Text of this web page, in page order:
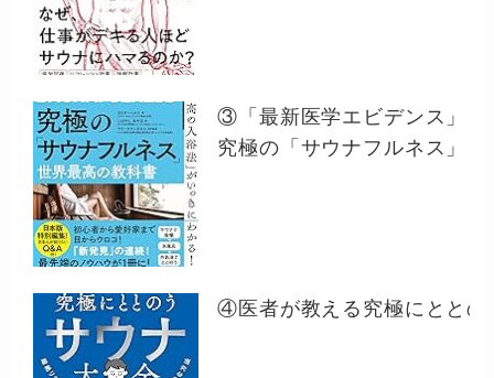
③「最新医学エビデンス」と
究極の「サウナフルネス」
④医者が教える究極にととの